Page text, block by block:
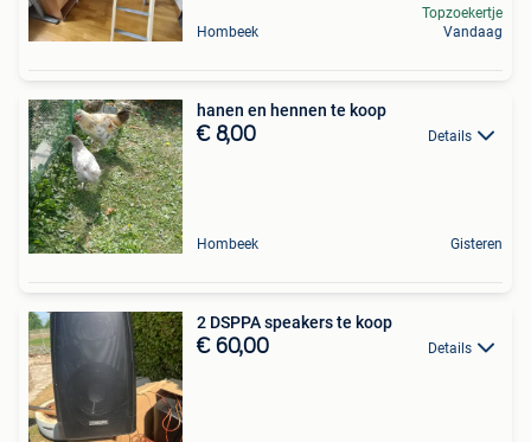
Hombeek
Topzoekertje
Vandaag
hanen en hennen te koop
€ 8,00 Details
Hombeek Gisteren
2 DSPPA speakers te koop
€ 60,00 Details